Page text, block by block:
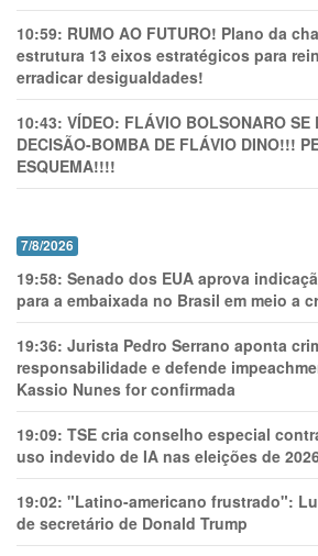
10:59: RUMO AO FUTURO! Plano da
estrutura 13 eixos estratégicos para
erradicar desigualdades!
10:43: VÍDEO: FLÁVIO BOLSONARO SE
DECISÃO-BOMBA DE FLÁVIO DINO!!!
ESQUEMA!!!!
7/8/2026
19:58: Senado dos EUA aprova
para a embaixada no Brasil em meio a
19:36: Jurista Pedro Serrano aponta
responsabilidade e defende
Kassio Nunes for confirmada
19:09: TSE cria conselho especial
uso indevido de IA nas eleições de
19:02: "Latino-americano frustrado":
de secretário de Donald Trump